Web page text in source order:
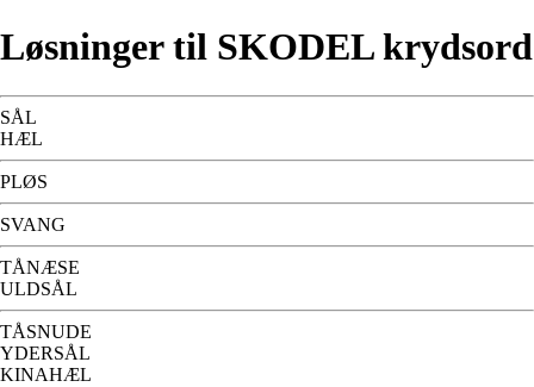
Løsninger til SKODEL krydsord
SÅL
HÆL
PLØS
SVANG
TÅNÆSE
ULDSÅL
TÅSNUDE
YDERSÅL
KINAHÆL